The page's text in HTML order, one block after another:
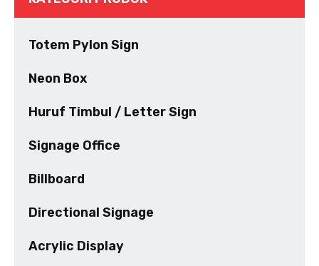
Totem Pylon Sign
Neon Box
Huruf Timbul / Letter Sign
Signage Office
Billboard
Directional Signage
Acrylic Display